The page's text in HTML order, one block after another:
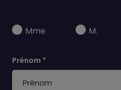
Mme M.
Prénom *